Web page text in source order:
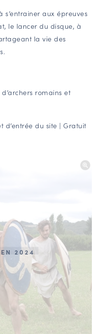
s’entrainer aux épreuves
le lancer du disque, à
la vie des
romains et
d’entrée du site | Gratuit
EN 2024